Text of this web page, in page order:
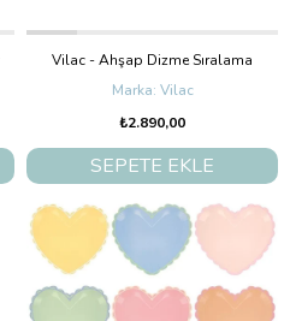
Vilac - Ahşap Dizme Sıralama
Vilac
₺2.890,00
SEPETE EKLE